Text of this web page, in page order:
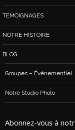
TEMOIGNAGES
NOTRE HISTOIRE
BLOG
Groupes – Événementiel
Notre Studio Photo
Abonnez-vous à